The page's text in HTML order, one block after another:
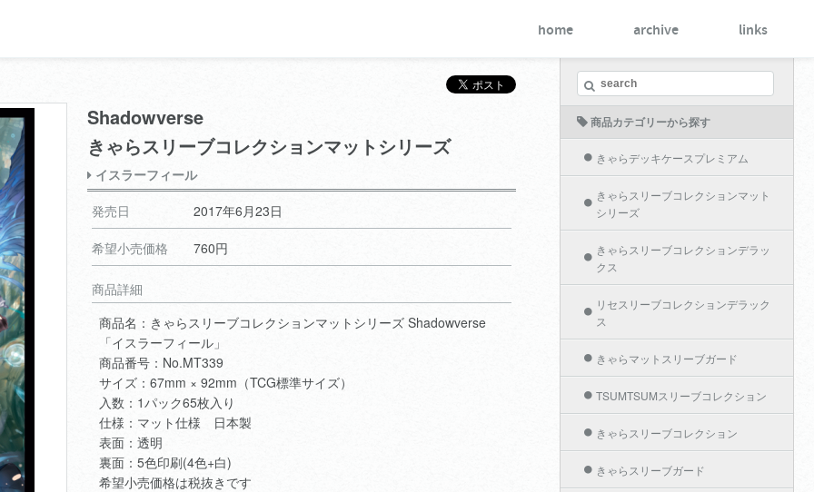
home archive links
Shadowverse
きゃらスリーブコレクションマットシリーズ
イスラーフィール
発売日
2017年6月23日
希望小売価格 760円
商品詳細
商品名：きゃらスリーブコレクションマットシリーズ Shadowverse
「イスラーフィール」
商品番号：No.MT339
サイズ：67mm × 92mm（TCG標準サイズ）
入数：1パック65枚入り
仕様：マット仕様 日本製
表面：透明
裏面：5色印刷(4色+白)
希望小売価格は税抜きです
商品カテゴリーから探す
きゃらデッキケースプレミアム
きゃらスリーブコレクションマット
シリーズ
きゃらスリーブコレクションデラッ
クス
リセスリーブコレクションデラック
ス
きゃらマットスリーブガード
TSUMTSUMスリーブコレクション
きゃらスリーブコレクション
きゃらスリーブガード